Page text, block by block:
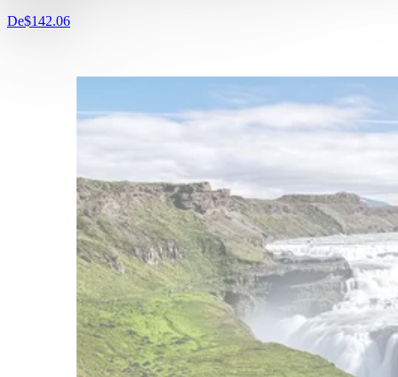
De$142.06